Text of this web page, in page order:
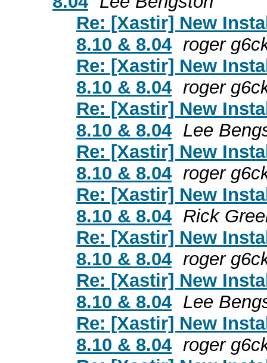
Re: [Xastir] New
8.10 & 8.04 roger
Re: [Xastir] New
8.10 & 8.04 roger
Re: [Xastir] New
8.10 & 8.04 Lee
Re: [Xastir] New
8.10 & 8.04 roger
Re: [Xastir] New
8.10 & 8.04 Rick
Re: [Xastir] New
8.10 & 8.04 roger
Re: [Xastir] New
8.10 & 8.04 Lee
Re: [Xastir] New
8.10 & 8.04 roger